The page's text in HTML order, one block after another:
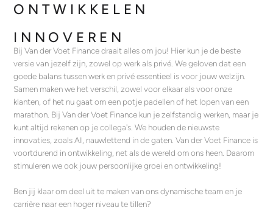
ONTWIKKELEN
INNOVEREN
Bij Van der Voet Finance draait alles om jou! Hier kun je de beste
versie van jezelf zijn, zowel op werk als privé. We geloven dat een
goede balans tussen werk en privé essentieel is voor jouw welzijn.
Samen maken we het verschil, zowel voor elkaar als voor onze
klanten, of het nu gaat om een potje padellen of het lopen van een
marathon. Bij Van der Voet Finance kun je zelfstandig werken, maar je
kunt altijd rekenen op je collega's. We houden de nieuwste
innovaties, zoals AI, nauwlettend in de gaten. Van der Voet Finance is
voortdurend in ontwikkeling, net als de wereld om ons heen. Daarom
stimuleren we ook jouw persoonlijke groei en ontwikkeling!
Ben jij klaar om deel uit te maken van ons dynamische team en je
carrière naar een hoger niveau te tillen?